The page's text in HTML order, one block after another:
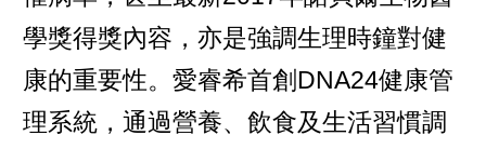
學獎得獎內容，亦是強調生理時鐘對健
康的重要性。愛睿希首創DNA24健康管
理系統，通過營養、飲食及生活習慣調